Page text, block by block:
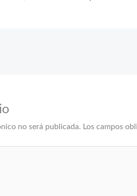
no será publicada. Los campos